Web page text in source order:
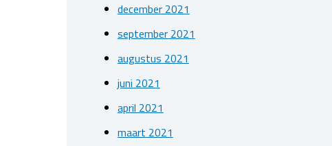
december 2021
september 2021
augustus 2021
juni 2021
april 2021
maart 2021